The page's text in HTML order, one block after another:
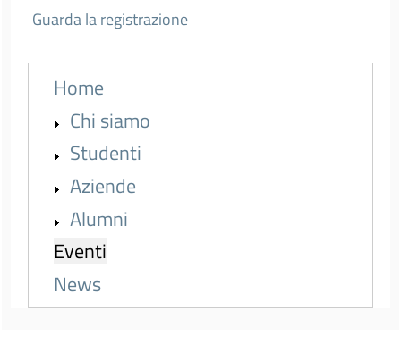
Guarda la registrazione
Menu principale - voci espandibili -
Home
Chi siamo
Studenti
Aziende
Alumni
Eventi
News